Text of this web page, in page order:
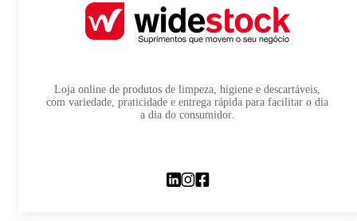
Loja online de produtos de limpeza, higiene e descartáveis,
com variedade, praticidade e entrega rápida para facilitar o dia
a dia do consumidor.